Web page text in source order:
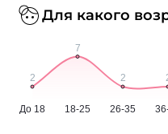
Для какого